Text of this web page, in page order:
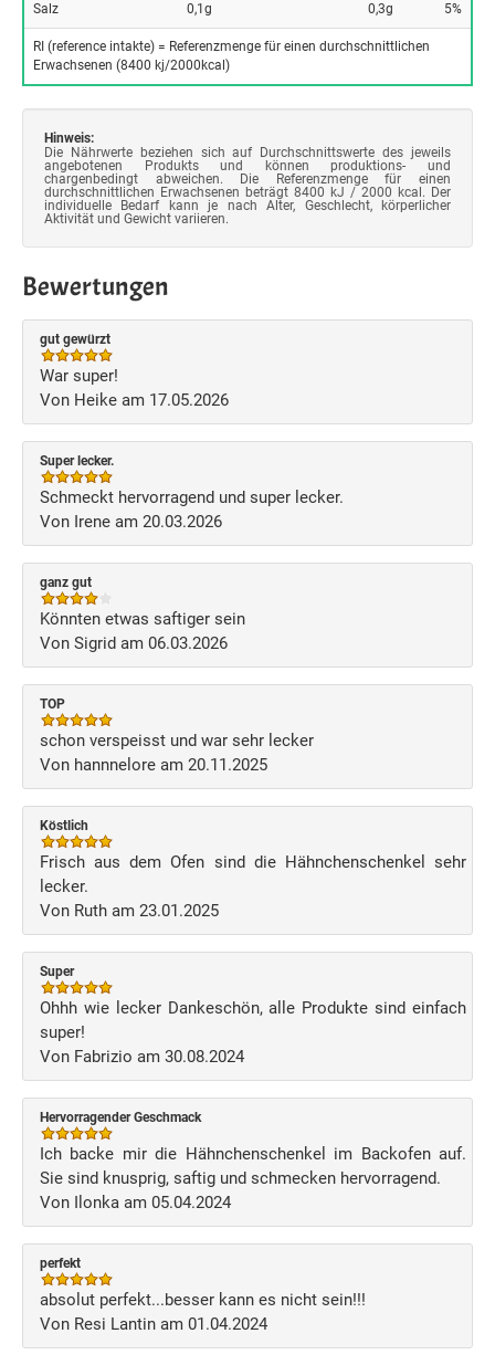
Salz 0,1g 0,3g 5%
RI (reference intakte) = Referenzmenge für einen durchschnittlichen
Erwachsenen (8400 kj/2000kcal)
Hinweis:
Die Nährwerte beziehen sich auf Durchschnittswerte des jeweils
angebotenen Produkts und können produktions- und
chargenbedingt abweichen. Die Referenzmenge für einen
durchschnittlichen Erwachsenen beträgt 8400 kJ / 2000 kcal. Der
individuelle Bedarf kann je nach Alter, Geschlecht, körperlicher
Aktivität und Gewicht variieren.
Bewertungen
gut gewürzt
War super!
Von Heike am 17.05.2026
Super lecker.
Schmeckt hervorragend und super lecker.
Von Irene am 20.03.2026
ganz gut
Könnten etwas saftiger sein
Von Sigrid am 06.03.2026
TOP
schon verspeisst und war sehr lecker
Von hannnelore am 20.11.2025
Köstlich
Frisch aus dem Ofen sind die Hähnchenschenkel sehr
lecker.
Von Ruth am 23.01.2025
Super
Ohhh wie lecker Dankeschön, alle Produkte sind einfach
super!
Von Fabrizio am 30.08.2024
Hervorragender Geschmack
Ich backe mir die Hähnchenschenkel im Backofen auf.
Sie sind knusprig, saftig und schmecken hervorragend.
Von Ilonka am 05.04.2024
perfekt
absolut perfekt...besser kann es nicht sein!!!
Von Resi Lantin am 01.04.2024